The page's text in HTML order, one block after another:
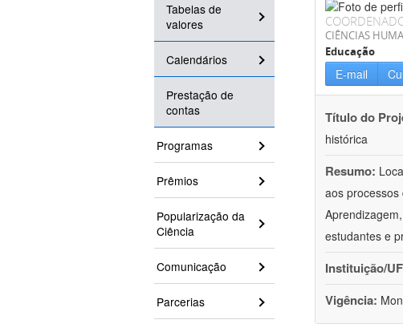
Tabelas de
valores
Calendários
Prestação de
contas
Programas
Prêmios
Popularização da
Ciência
Comunicação
Parcerias
CIÊNCIAS
Educação
E-mail
Título do
histórica
Resumo:
aos
estudantes e
Instituição/
Vigência: